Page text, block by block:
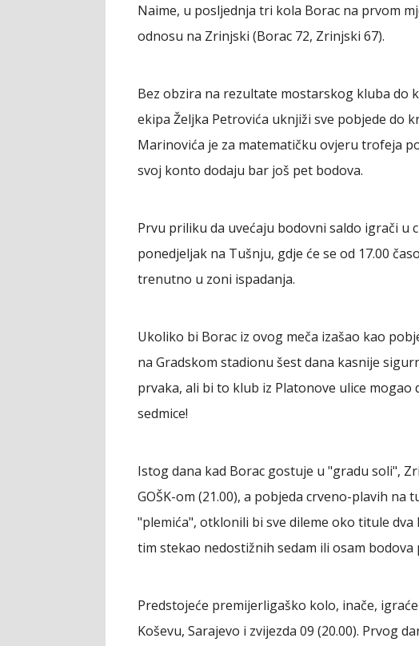
Naime, u posljednja tri kola Borac na prvom
odnosu na Zrinjski (Borac 72, Zrinjski 67).
Bez obzira na rezultate mostarskog kluba do
ekipa Željka Petrovića uknjiži sve pobjede do
Marinovića je za matematičku ovjeru trofeja
svoj konto dodaju bar još pet bodova.
Prvu priliku da uvećaju bodovni saldo igrači u
ponedjeljak na Tušnju, gdje će se od 17.00
trenutno u zoni ispadanja.
Ukoliko bi Borac iz ovog meča izašao kao
na Gradskom stadionu šest dana kasnije
prvaka, ali bi to klub iz Platonove ulice mogao
sedmice!
Istog dana kad Borac gostuje u "gradu soli",
GOŠK-om (21.00), a pobjeda crveno-plavih
"plemića", otklonili bi sve dileme oko titule
tim stekao nedostižnih sedam ili osam bodova
Predstojeće premijerligaško kolo, inače,
Koševu, Sarajevo i zvijezda 09 (20.00). Prvog